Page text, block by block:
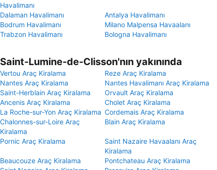
Havalimanı
Dalaman Havalimanı
Antalya Havalimanı
Bodrum Havalimanı
Milano Malpensa Havaalanı
Trabzon Havalimanı
Bologna Havalimanı
Saint-Lumine-de-Clisson'nın yakınında
Vertou Araç Kiralama
Reze Araç Kiralama
Nantes Araç Kiralama
Nantes Havalimanı Araç Kiralama
Saint-Herblain Araç Kiralama
Orvault Araç Kiralama
Ancenis Araç Kiralama
Cholet Araç Kiralama
La Roche-sur-Yon Araç Kiralama Cordemais Araç Kiralama
Chalonnes-sur-Loire Araç
Kiralama
Blain Araç Kiralama
Pornic Araç Kiralama
Saint Nazaire Havaalanı Araç
Kiralama
Beaucouze Araç Kiralama
Pontchateau Araç Kiralama